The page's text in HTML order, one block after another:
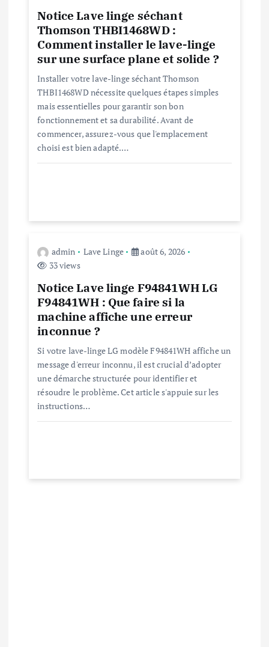
r
Notice Lave linge séchant
Thomson THBI1468WD :
Comment installer le lave-linge
sur une surface plane et solide ?
Installer votre lave-linge séchant Thomson
THBI1468WD nécessite quelques étapes simples
mais essentielles pour garantir son bon
fonctionnement et sa durabilité. Avant de
commencer, assurez-vous que l'emplacement
choisi est bien adapté.…
admin Lave Linge
août 6, 2026
33 views
Notice Lave linge F94841WH LG
F94841WH : Que faire si la
machine affiche une erreur
inconnue ?
Si votre lave-linge LG modèle F94841WH affiche un
message d'erreur inconnu, il est crucial d’adopter
une démarche structurée pour identifier et
résoudre le problème. Cet article s'appuie sur les
instructions…